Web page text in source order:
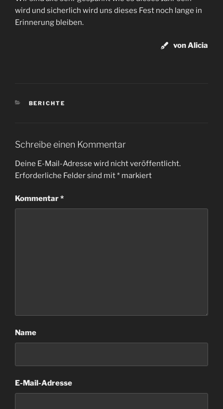
wird und sicherlich wird uns dieses Fest noch lange in
Erinnerung bleiben.
von Alicia
KATEGORIEN
BERICHTE
Schreibe einen Kommentar
Deine E-Mail-Adresse wird nicht veröffentlicht.
Erforderliche Felder sind mit* markiert
Kommentar*
Name
E-Mail-Adresse